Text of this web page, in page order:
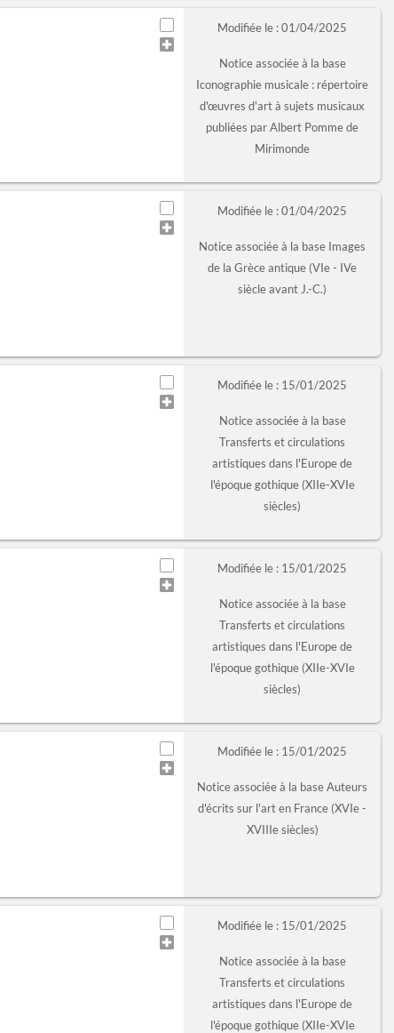
Modifiée le : 01/04/2025
Notice associée à la base
Iconographie musicale : répertoire
d'œuvres d'art à sujets musicaux
publiées par Albert Pomme de
Mirimonde
Modifiée le : 01/04/2025
Notice associée à la base Images
de la Grèce antique (VIe - IVe
siècle avant J.-C.)
Modifiée le : 15/01/2025
Notice associée à la base
Transferts et circulations
artistiques dans l'Europe de
l'époque gothique (XIIe-XVIe
siècles)
Modifiée le : 15/01/2025
Notice associée à la base
Transferts et circulations
artistiques dans l'Europe de
l'époque gothique (XIIe-XVIe
siècles)
Modifiée le : 15/01/2025
Notice associée à la base Auteurs
d'écrits sur l'art en France (XVIe -
XVIIIe siècles)
Modifiée le : 15/01/2025
Notice associée à la base
Transferts et circulations
artistiques dans l'Europe de
l'époque gothique (XIIe-XVIe